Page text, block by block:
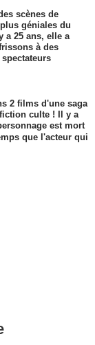
scènes de
géniales du
a 25 ans, elle a
à des
2 films d'une saga
culte ! Il y a
est mort
que l'acteur qui